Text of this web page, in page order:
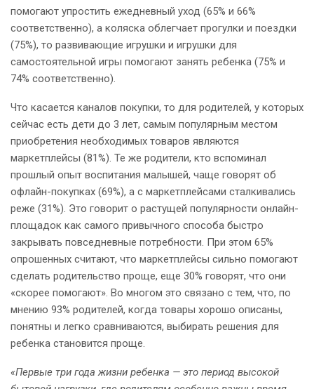
помогают упростить ежедневный уход (65% и 66%
соответственно), а коляска облегчает прогулки и поездки
(75%), то развивающие игрушки и игрушки для
самостоятельной игры помогают занять ребенка (75% и
74% соответственно).
Что касается каналов покупки, то для родителей, у которых
сейчас есть дети до 3 лет, самым популярным местом
приобретения необходимых товаров являются
маркетплейсы (81%). Те же родители, кто вспоминал
прошлый опыт воспитания малышей, чаще говорят об
офлайн-покупках (69%), а с маркетплейсами сталкивались
реже (31%). Это говорит о растущей популярности онлайн-
площадок как самого привычного способа быстро
закрывать повседневные потребности. При этом 65%
опрошенных считают, что маркетплейсы сильно помогают
сделать родительство проще, еще 30% говорят, что они
«скорее помогают». Во многом это связано с тем, что, по
мнению 93% родителей, когда товары хорошо описаны,
понятны и легко сравниваются, выбирать решения для
ребенка становится проще.
«Первые три года жизни ребенка — это период высокой